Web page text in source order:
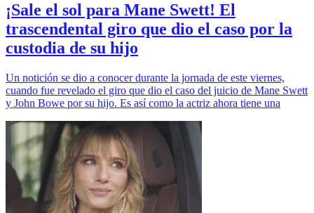
¡Sale el sol para Mane Swett! El
trascendental giro que dio el caso por la
custodia de su hijo
Un notición se dio a conocer durante la jornada de este viernes,
cuando fue revelado el giro que dio el caso del juicio de Mane Swett
y John Bowe por su hijo. Es así como la actriz ahora tiene una